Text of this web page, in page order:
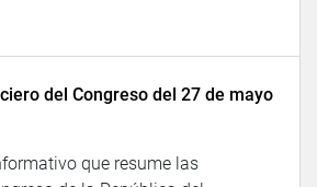
del Congreso del 27 de mayo
que resume las